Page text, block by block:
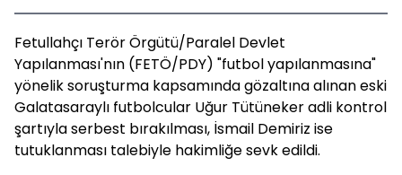
Fetullahçı Terör Örgütü/Paralel Devlet
Yapılanması'nın (FETÖ/PDY) "futbol yapılanmasına"
yönelik soruşturma kapsamında gözaltına alınan eski
Galatasaraylı futbolcular Uğur Tütüneker adli kontrol
şartıyla serbest bırakılması, İsmail Demiriz ise
tutuklanması talebiyle hakimliğe sevk edildi.